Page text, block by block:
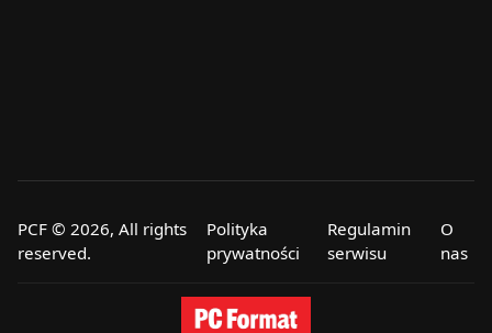
PCF © 2026, All rights
reserved.
Polityka
prywatności
Regulamin
serwisu
O
nas